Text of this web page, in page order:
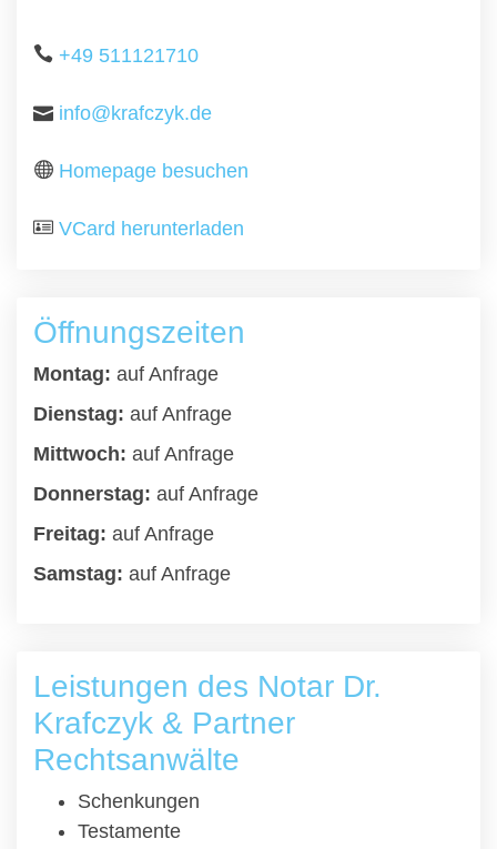
+49 511121710
info@krafczyk.de
Homepage besuchen
VCard herunterladen
Öffnungszeiten
Montag: auf Anfrage
Dienstag: auf Anfrage
Mittwoch: auf Anfrage
Donnerstag: auf Anfrage
Freitag: auf Anfrage
Samstag: auf Anfrage
Leistungen des Notar Dr.
Krafczyk & Partner
Rechtsanwälte
Schenkungen
Testamente